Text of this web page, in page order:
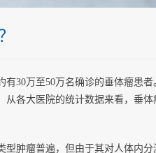
30万至50万名确诊的垂体瘤患
从各大医院的统计数据来看，垂
型肿瘤普遍，但由于其对人体内